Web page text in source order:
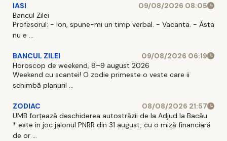
IASI
09/08/2026 08:05
Bancul Zilei
Profesorul: - Ion, spune-mi un timp verbal. - Vacanta. - Ăsta
nu e ...
BANCUL ZILEI
09/08/2026 06:19
Horoscop de weekend, 8–9 august 2026
Weekend cu scantei! O zodie primeste o veste care ii
schimbă planuril ...
ZODIAC
08/08/2026 21:57
UMB forțează deschiderea autostrăzii de la Adjud la Bacău
* este in joc jalonul PNRR din 31 august, cu o miză financiară
de or ...